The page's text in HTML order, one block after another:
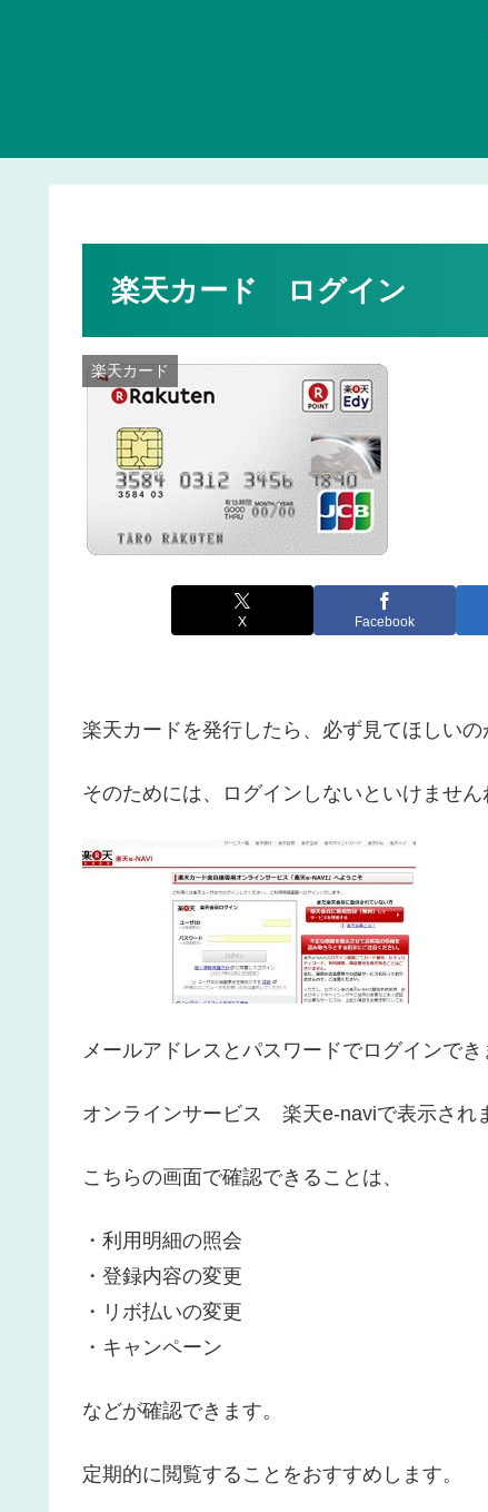
楽天カード ログイン
楽天カード
X Facebook
楽天カードを発行したら、必ず見てほしいの
そのためには、ログインしないといけません
メールアドレスとパスワードでログインで
オンラインサービス 楽天e-naviで表示され
こちらの画面で確認できることは、
・利用明細の照会
・登録内容の変更
・リボ払いの変更
・キャンペーン
などが確認できます。
定期的に閲覧することをおすすめします。